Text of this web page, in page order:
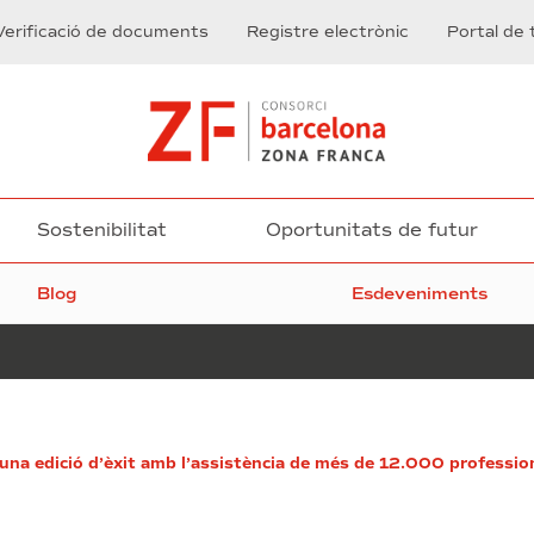
de documents Registre electrònic Portal de
Sostenibilitat Oportunitats de futur
Blog Esdeveniments
edició d’èxit amb l’assistència de més de 12.000
termini